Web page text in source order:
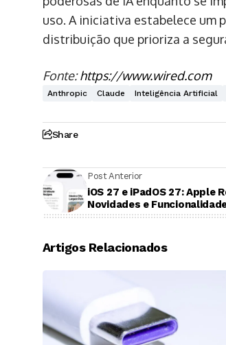
uso. A iniciativa estabelece um
distribuição que prioriza a
Fonte:https://www.wired.com
Anthropic Claude Inteligência Artificial
Share
Post Anterior
iOS 27 e iPadOS 27: Apple
Novidades e
Artigos Relacionados